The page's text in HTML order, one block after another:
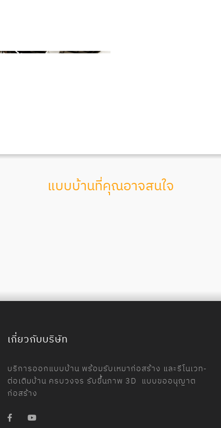
แบบบ้านที่คุณอาจสนใจ
เกี่ยวกับบริษัท
บริการออกแบบบ้าน พร้อมรับเหมาก่อสร้าง และรีโนเวท-
ต่อเติมบ้าน ครบวงจร รับขึ้นภาพ 3D แบบขออนุญาต
ก่อสร้าง